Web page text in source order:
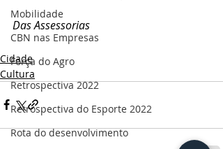
Mobilidade
CBN nas Empresas
Força do Agro
Retrospectiva 2022
Retrospectiva do Esporte 2022
Rota do desenvolvimento
Das Assessorias
Cidade
Cultura